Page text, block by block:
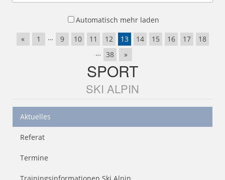
Automatisch mehr laden
«
1 … 9 10 11 12 13 14 15 16 17
18
… 38 »
SPORT
SKI ALPIN
Aktuelles
Referat
Termine